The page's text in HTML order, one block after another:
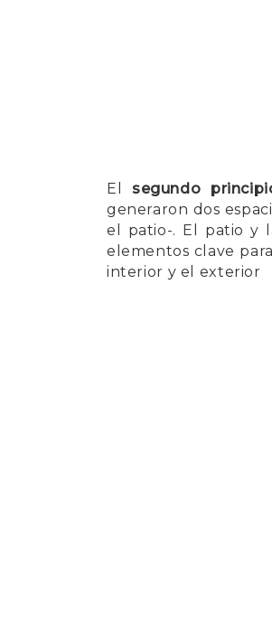
El segundo
generaron dos
el patio-. El patio y
elementos clave
interior y el exterior